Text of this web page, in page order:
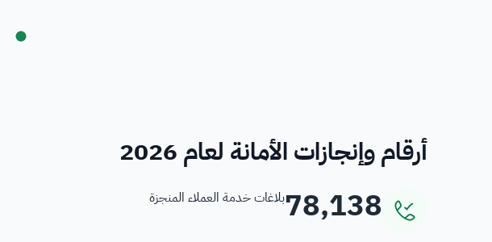
أرقام وإنجازات الأمانة لعام 2026
78,138بلاغات خدمة العملاء المنجزة